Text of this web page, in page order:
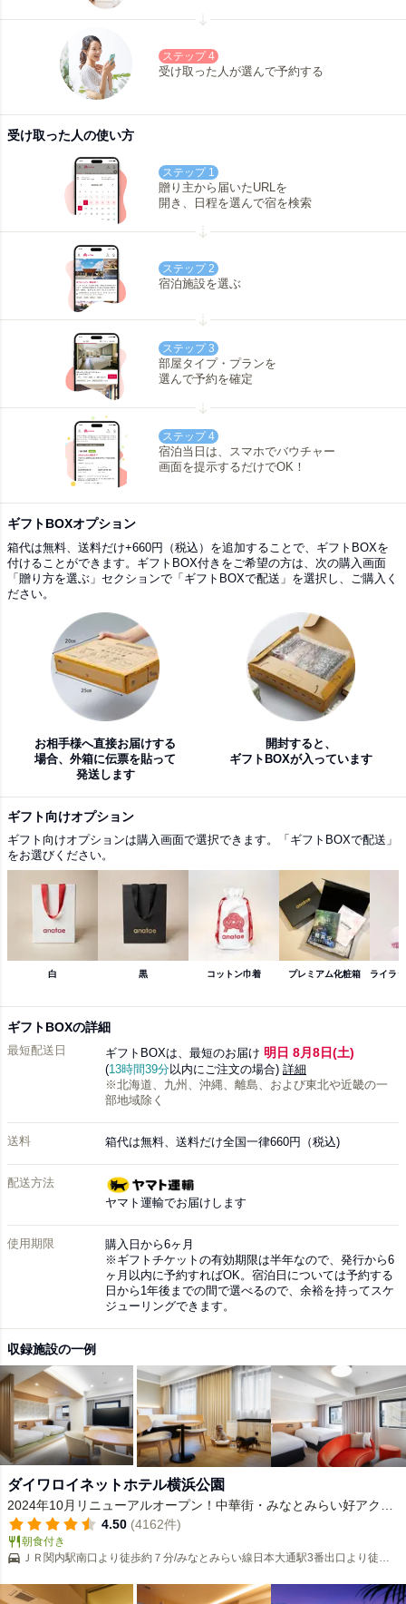
ステップ 4
受け取った人が選んで予約する
受け取った人の使い方
ステップ 1
贈り主から届いたURLを
開き、日程を選んで宿を検索
ステップ 2
宿泊施設を選ぶ
ステップ 3
部屋タイプ・プランを
選んで予約を確定
ステップ 4
宿泊当日は、スマホでバウチャー
画面を提示するだけでOK！
ギフトBOXオプション
箱代は無料、送料だけ+660円（税込）を追加することで、ギフトBOXを
付けることができます。ギフトBOX付きをご希望の方は、次の購入画面
「贈り方を選ぶ」セクションで「ギフトBOXで配送」を選択し、ご購入く
ださい。
お相手様へ直接お届けする
場合、外箱に伝票を貼って
発送します
開封すると、
ギフトBOXが入っています
ギフト向けオプション
ギフト向けオプションは購入画面で選択できます。「ギフトBOXで配送」
をお選びください。
白 黒 コットン巾着 プレミアム化粧箱 ライラ
ギフトBOXの詳細
最短配送日 ギフトBOXは、最短のお届け 明日 8月8日(土)
(13時間39分以内にご注文の場合) 詳細
※北海道、九州、沖縄、離島、および東北や近畿の一
部地域除く
送料 箱代は無料、送料だけ全国一律660円（税込)
配送方法
ヤマト運輸でお届けします
使用期限
購入日から6ヶ月
※ギフトチケットの有効期限は半年なので、発行から6
ヶ月以内に予約すればOK。宿泊日については予約する
日から1年後までの間で選べるので、余裕を持ってスケ
ジューリングできます。
収録施設の一例
ダイワロイネットホテル横浜公園
2024年10月リニューアルオープン！中華街・みなとみらい好アクセ
ス ☆愛犬ルームあります
4.50 (4162件)
朝食付き
ＪＲ関内駅南口より徒歩約７分/みなとみらい線日本大通駅3番出口より徒歩